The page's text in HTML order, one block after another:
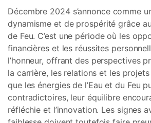
Décembre 2024 s’annonce comme
dynamisme et de prospérité grâce
de Feu. C’est une période où les
financières et les réussites
l’honneur, offrant des perspectives
la carrière, les relations et les
que les énergies de l’Eau et du Feu
contradictoires, leur équilibre
réfléchie et l’innovation. Les signes